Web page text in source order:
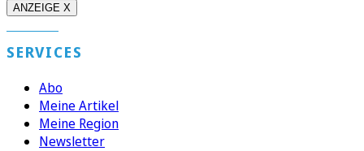
ANZEIGE X
SERVICES
Abo
Meine Artikel
Meine Region
Newsletter